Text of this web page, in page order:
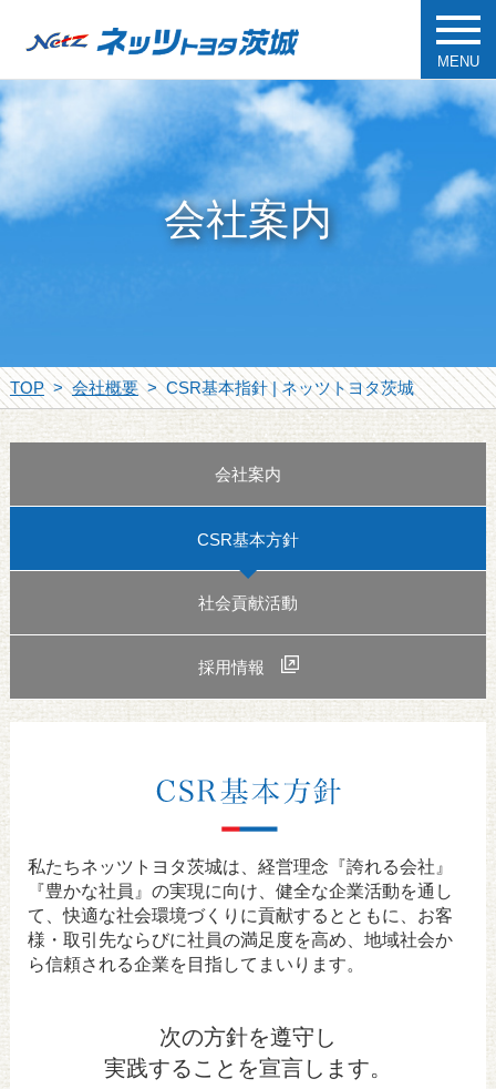
MENU
会社案内
TOP 会社概要 CSR基本指針 | ネッツトヨタ茨城
会社案内
CSR基本方針
社会貢献活動
採用情報
私たちネッツトヨタ茨城は、経営理念『誇れる会社』
『豊かな社員』の実現に向け、健全な企業活動を通し
て、快適な社会環境づくりに貢献するとともに、お客
様・取引先ならびに社員の満足度を高め、地域社会か
ら信頼される企業を目指してまいります。
次の方針を遵守し
実践することを宣言します。